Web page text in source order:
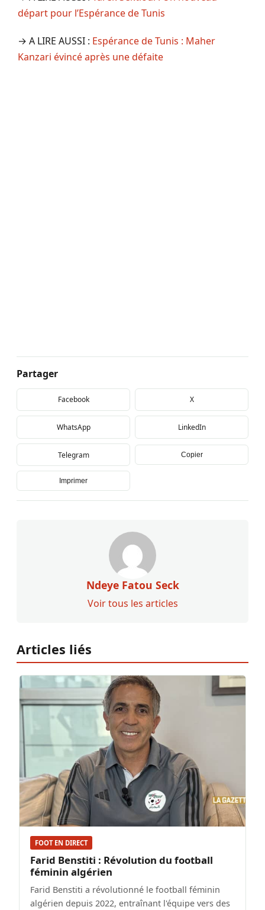
départ pour l’Espérance de Tunis
→ A LIRE AUSSI : Espérance de Tunis : Maher
Kanzari évincé après une défaite
Partager
Facebook X
WhatsApp LinkedIn
Telegram Copier
Imprimer
Ndeye Fatou Seck
Voir tous les articles
Articles liés
FOOT EN DIRECT
Farid Benstiti : Révolution du football
féminin algérien
Farid Benstiti a révolutionné le football féminin
algérien depuis 2022, entraînant l'équipe vers des